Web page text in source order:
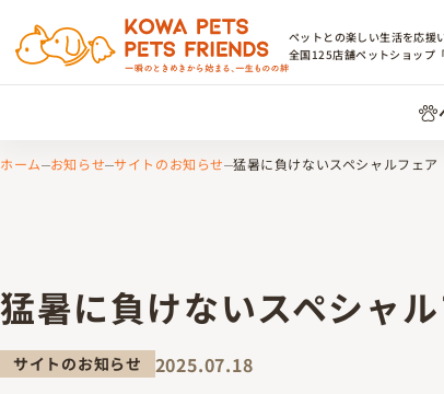
ペットとの楽しい生活を応援
全国125店舗ペットショップ
ホーム お知らせ サイトのお知らせ 猛暑に負けないスペシャルフェア
猛暑に負けないスペシャル
サイトのお知らせ
2025.07.18